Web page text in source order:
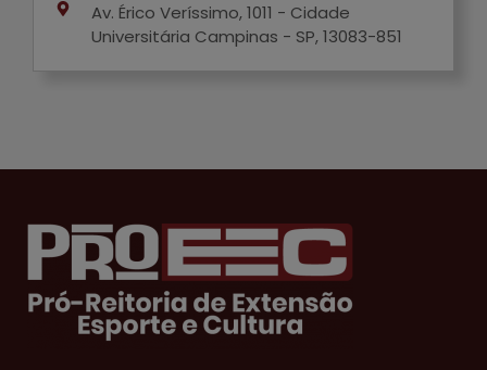
Av. Érico Veríssimo, 1011 - Cidade
Universitária Campinas - SP, 13083-851